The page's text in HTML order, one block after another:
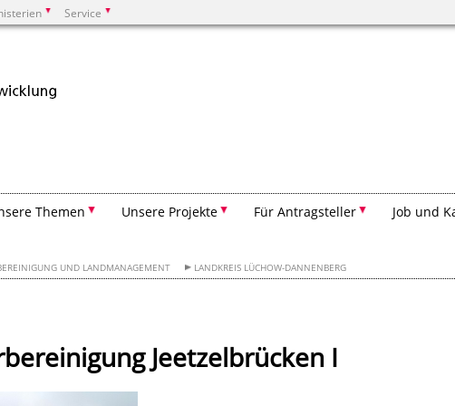
Service
Themen Unsere Projekte Für Antragsteller Job und
UND LANDMANAGEMENT LANDKREIS LÜCHOW-DANNENBERG
Jeetzelbrücken I